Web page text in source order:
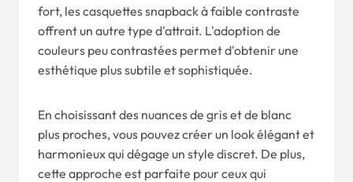
fort, les casquettes snapback à faible contraste
offrent un autre type d'attrait. L'adoption de
couleurs peu contrastées permet d'obtenir une
esthétique plus subtile et sophistiquée.
En choisissant des nuances de gris et de blanc
plus proches, vous pouvez créer un look élégant et
harmonieux qui dégage un style discret. De plus,
cette approche est parfaite pour ceux qui